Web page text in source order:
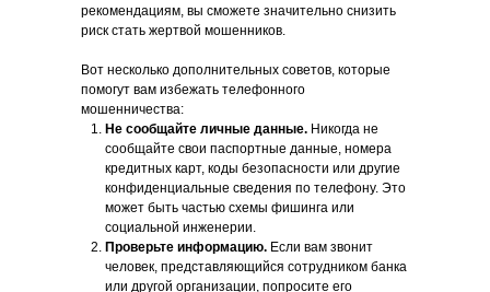
рекомендациям, вы сможете значительно снизить
риск стать жертвой мошенников.
Вот несколько дополнительных советов, которые
помогут вам избежать телефонного
мошенничества:
Не сообщайте личные данные. Никогда не
сообщайте свои паспортные данные, номера
кредитных карт, коды безопасности или другие
конфиденциальные сведения по телефону. Это
может быть частью схемы фишинга или
социальной инженерии.
Проверьте информацию. Если вам звонит
человек, представляющийся сотрудником банка
или другой организации, попросите его